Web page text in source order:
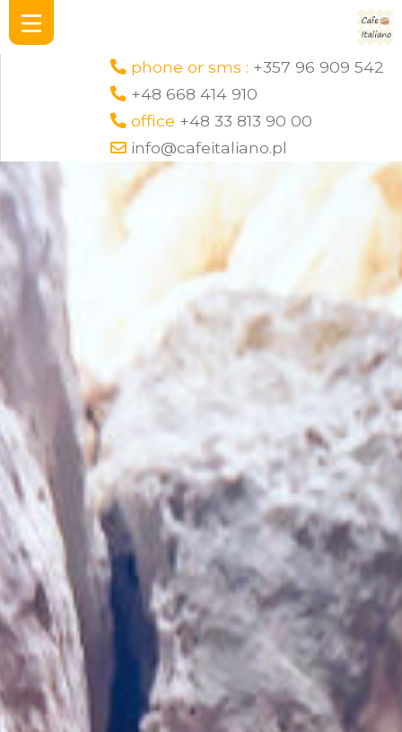
phone or sms : +357 96 909 542
+48 668 414 910
office +48 33 813 90 00
info@cafeitaliano.pl